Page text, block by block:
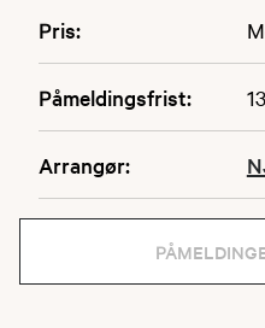
Pris:
Påmeldingsfrist:
Arrangør: